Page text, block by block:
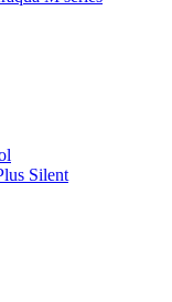
Silent